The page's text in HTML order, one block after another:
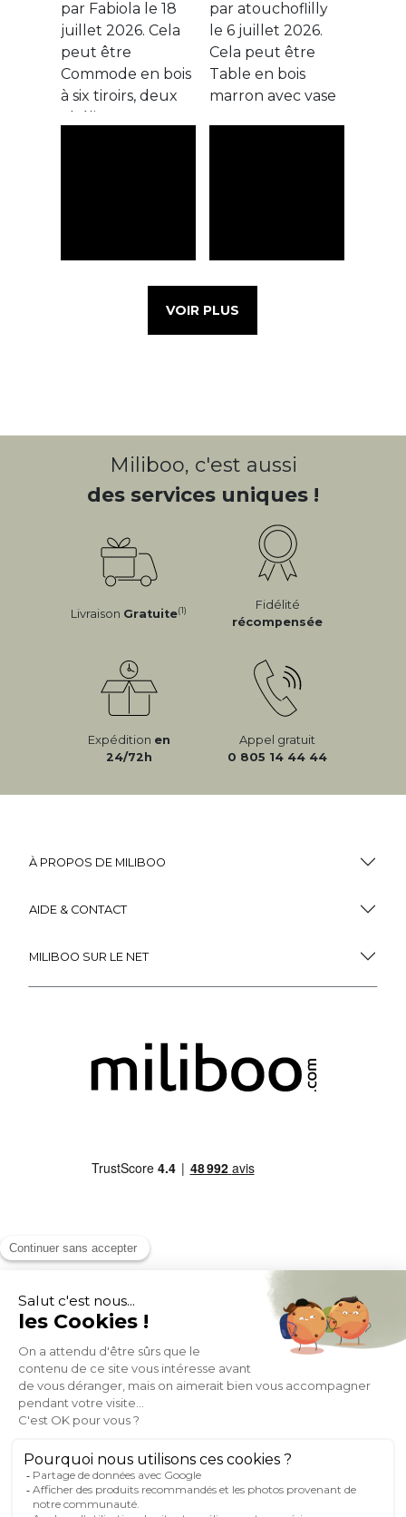
VOIR PLUS
Miliboo, c'est aussi
des services uniques !
Livraison Gratuite(1)
Fidélité
récompensée
Expédition en
24/72h
Appel gratuit
0 805 14 44 44
À PROPOS DE MILIBOO
AIDE & CONTACT
MILIBOO SUR LE NET
MOYENS DE PAIEMENT